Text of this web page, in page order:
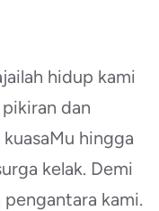
hidup kami
dan
hingga
kelak. Demi
kami.